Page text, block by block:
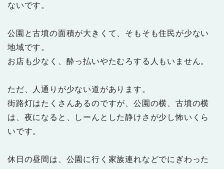
ないです。
公園と古墳の面積が大きくて、そもそも住民が少ない
地域です。
お店も少なく、酔っ払いやたむろする人もいません。
ただ、人通りが少ない道があります。
街路灯はたくさんあるのですが、公園の横、古墳の横
は、夜になると、しーんとした静けさが少し怖いくら
いです。
休日の昼間は、公園に行く家族連れなどでにぎわった